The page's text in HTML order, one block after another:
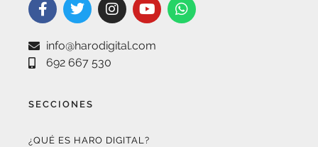
info@harodigital.com
692 667 530
SECCIONES
¿QUÉ ES HARO DIGITAL?